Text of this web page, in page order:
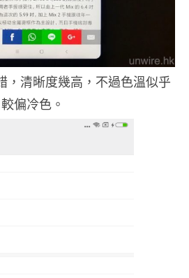
清晰度幾高，不過色溫似乎
較偏冷色。